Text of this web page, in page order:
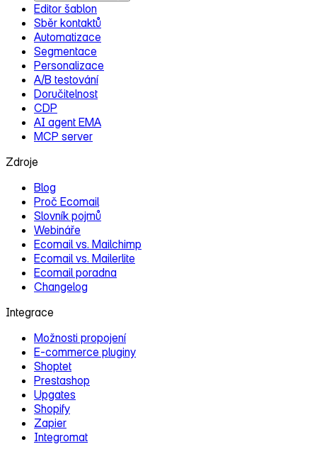
Editor šablon
Sběr kontaktů
Automatizace
Segmentace
Personalizace
A/B testování
Doručitelnost
CDP
AI agent EMA
MCP server
Zdroje
Blog
Proč Ecomail
Slovník pojmů
Webináře
Ecomail vs. Mailchimp
Ecomail vs. Mailerlite
Ecomail poradna
Changelog
Integrace
Možnosti propojení
E‑commerce pluginy
Shoptet
Prestashop
Upgates
Shopify
Zapier
Integromat